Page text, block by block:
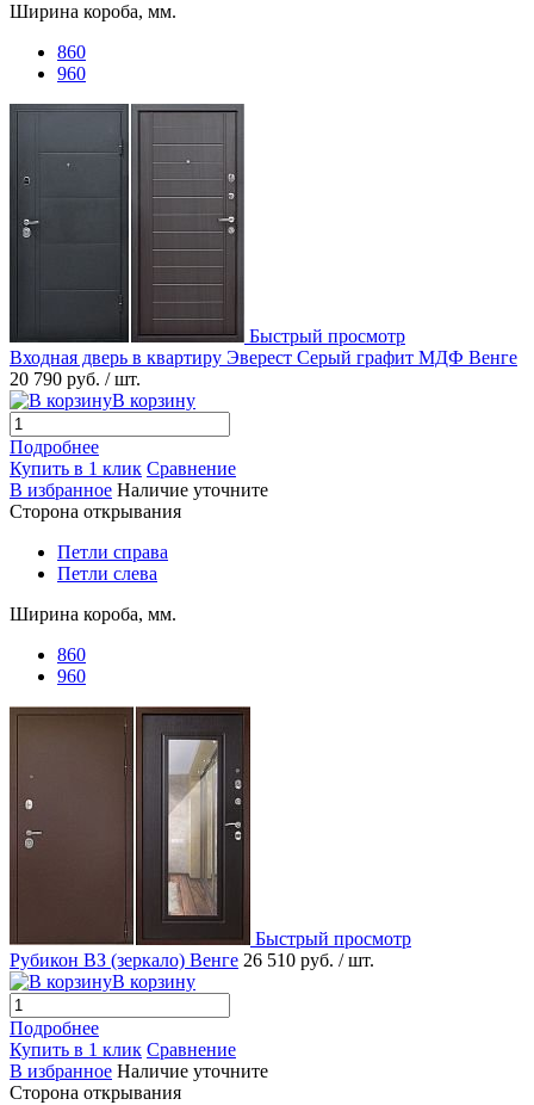
Ширина короба, мм.
860
960
Быстрый просмотр
Входная дверь в квартиру Эверест Серый графит МДФ Венге
20 790 руб. / шт.
В корзину
Подробнее
Купить в 1 клик Сравнение
В избранное Наличие уточните
Сторона открывания
Петли справа
Петли слева
Ширина короба, мм.
860
960
Быстрый просмотр
Рубикон ВЗ (зеркало) Венге 26 510 руб. / шт.
В корзину
Подробнее
Купить в 1 клик Сравнение
В избранное Наличие уточните
Сторона открывания